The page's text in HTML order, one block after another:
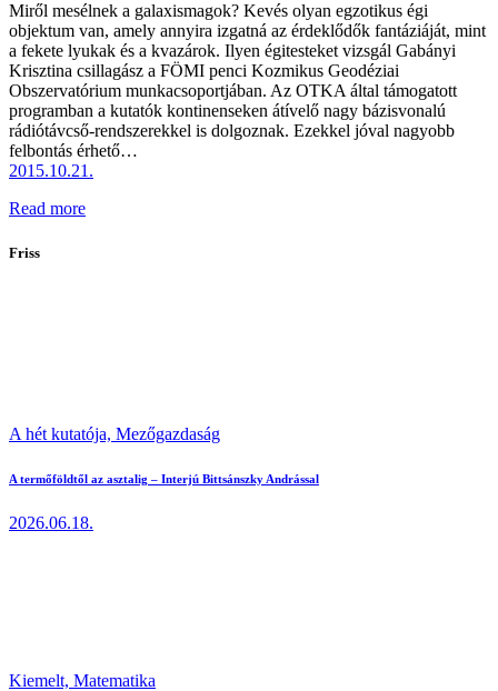
Miről mesélnek a galaxismagok? Kevés olyan egzotikus égi
objektum van, amely annyira izgatná az érdeklődők fantáziáját, mint
a fekete lyukak és a kvazárok. Ilyen égitesteket vizsgál Gabányi
Krisztina csillagász a FÖMI penci Kozmikus Geodéziai
Obszervatórium munkacsoportjában. Az OTKA által támogatott
programban a kutatók kontinenseken átívelő nagy bázisvonalú
rádiótávcső-rendszerekkel is dolgoznak. Ezekkel jóval nagyobb
felbontás érhető…
2015.10.21.
Read more
Friss
A hét kutatója, Mezőgazdaság
A termőföldtől az asztalig – Interjú Bittsánszky Andrással
2026.06.18.
Kiemelt, Matematika